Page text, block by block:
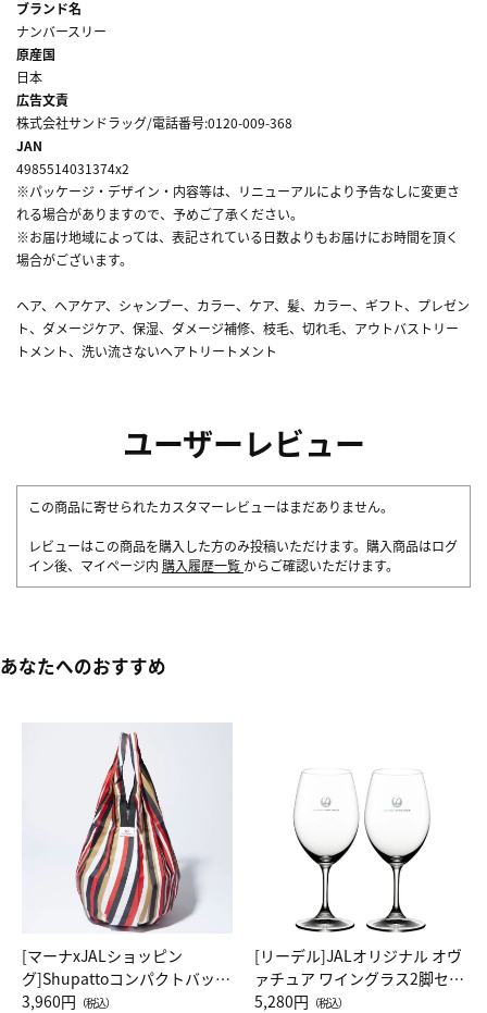
ブランド名
ナンバースリー
原産国
日本
広告文責
株式会社サンドラッグ/電話番号:0120-009-368
JAN
4985514031374x2
※パッケージ・デザイン・内容等は、リニューアルにより予告なしに変更さ
れる場合がありますので、予めご了承ください。
※お届け地域によっては、表記されている日数よりもお届けにお時間を頂く
場合がございます。
ヘア、ヘアケア、シャンプー、カラー、ケア、髪、カラー、ギフト、プレゼン
ト、ダメージケア、保湿、ダメージ補修、枝毛、切れ毛、アウトバストリー
トメント、洗い流さないヘアトリートメント
ユーザーレビュー
この商品に寄せられたカスタマーレビューはまだありません。
レビューはこの商品を購入した方のみ投稿いただけます。購入商品はログ
イン後、マイページ内 購入履歴一覧 からご確認いただけます。
あなたへのおすすめ
[マーナxJALショッピン
グ]Shupattoコンパクトバッグ
Drop JAL客室乗務員（LC）ス
3,960円 （税込）
[リーデル]JALオリジナル オヴ
ァチュア ワイングラス2脚セッ
ト（レッドワイン）
5,280円 （税込）